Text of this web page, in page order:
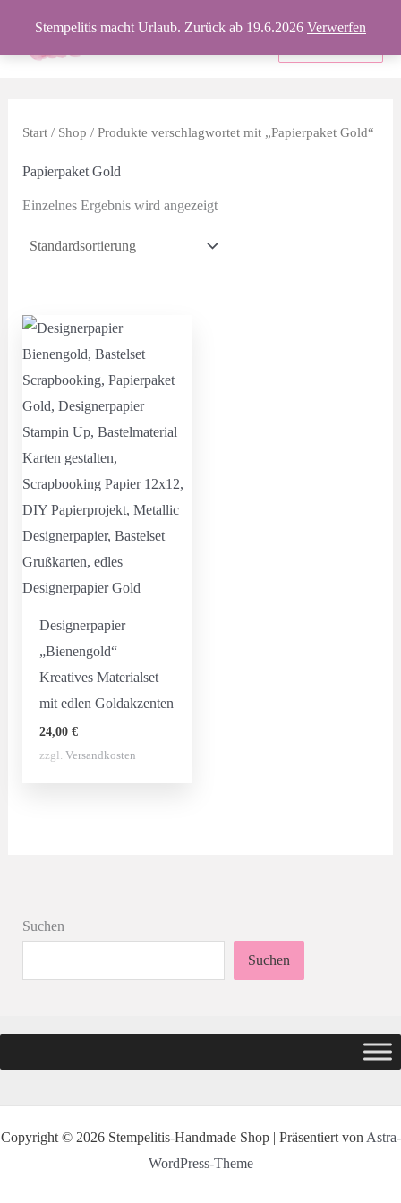
Stempelitis macht Urlaub. Zurück ab 19.6.2026 Verwerfen
springen
Produkte
Start/ Shop / Produkte verschlagwortet mit „Papierpaket Gold“
Papierpaket Gold
Einzelnes Ergebnis wird angezeigt
Designerpapier
„Bienengold“ –
Kreatives Materialset
mit edlen Goldakzenten
24,00 €
zzgl. Versandkosten
Suchen
Suchen
Copyright © 2026 Stempelitis-Handmade Shop | Präsentiert von Astra-
WordPress-Theme